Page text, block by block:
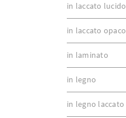
in laccato lucido
in laccato opaco
in laminato
in legno
in legno laccato